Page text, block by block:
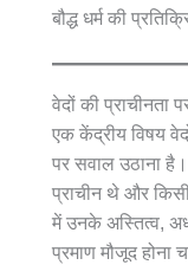
बौद्ध धर्म की
वेदों की प्राचीनता
एक केंद्रीय विषय
पर सवाल उठाना
प्राचीन थे और
में उनके अस्तित्व,
प्रमाण मौजूद होना